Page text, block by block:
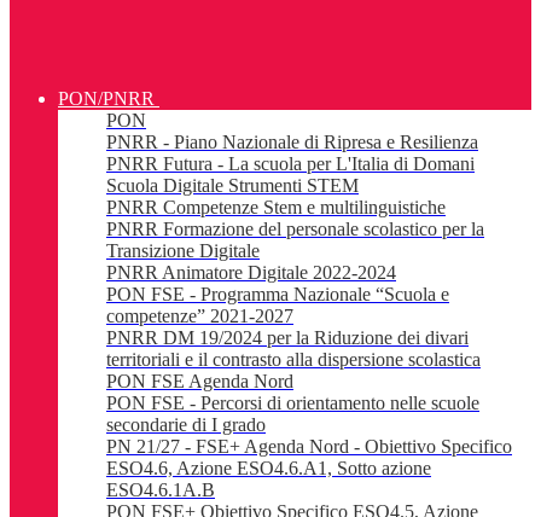
PON/PNRR
PON
PNRR - Piano Nazionale di Ripresa e Resilienza
PNRR Futura - La scuola per L'Italia di Domani
Scuola Digitale Strumenti STEM
PNRR Competenze Stem e multilinguistiche
PNRR Formazione del personale scolastico per la
Transizione Digitale
PNRR Animatore Digitale 2022-2024
PON FSE - Programma Nazionale “Scuola e
competenze” 2021-2027
PNRR DM 19/2024 per la Riduzione dei divari
territoriali e il contrasto alla dispersione scolastica
PON FSE Agenda Nord
PON FSE - Percorsi di orientamento nelle scuole
secondarie di I grado
PN 21/27 - FSE+ Agenda Nord - Obiettivo Specifico
ESO4.6, Azione ESO4.6.A1, Sotto azione
ESO4.6.1A.B
PON FSE+ Obiettivo Specifico ESO4.5, Azione